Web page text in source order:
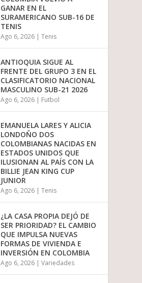
GANAR EN EL
SURAMERICANO SUB-16 DE
TENIS
Ago 6, 2026 |Tenis
ANTIOQUIA SIGUE AL
FRENTE DEL GRUPO 3 EN EL
CLASIFICATORIO NACIONAL
MASCULINO SUB-21 2026
Ago 6, 2026 | Futbol
EMANUELA LARES Y ALICIA
LONDOÑO DOS
COLOMBIANAS NACIDAS EN
ESTADOS UNIDOS QUE
ILUSIONAN AL PAÍS CON LA
BILLIE JEAN KING CUP
JUNIOR
Ago 6, 2026 |Tenis
¿LA CASA PROPIA DEJÓ DE
SER PRIORIDAD? EL CAMBIO
QUE IMPULSA NUEVAS
FORMAS DE VIVIENDA E
INVERSIÓN EN COLOMBIA
Ago 6, 2026 |Variedades